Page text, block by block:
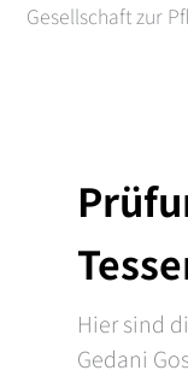
Gesellschaft zur
Hier sind
Gedani